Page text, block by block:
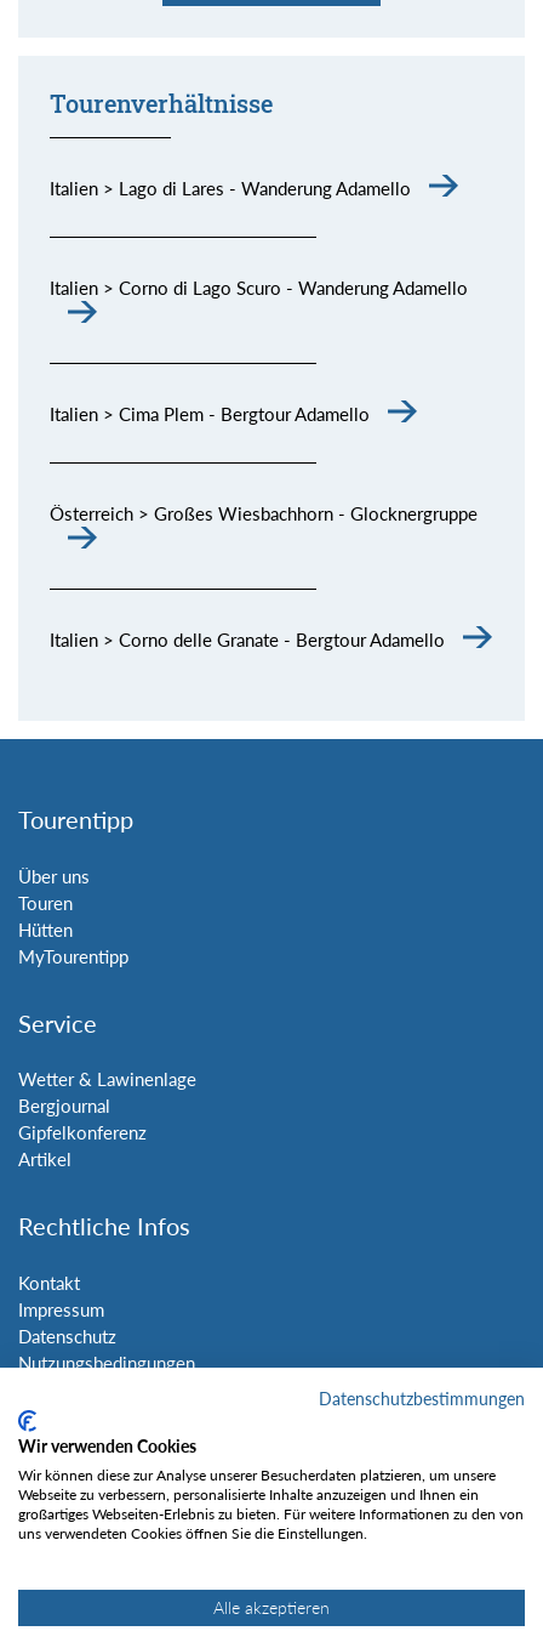
Tourenverhältnisse
Italien > Lago di Lares - Wanderung Adamello
Italien > Corno di Lago Scuro - Wanderung Adamello
Italien > Cima Plem - Bergtour Adamello
Österreich > Großes Wiesbachhorn - Glocknergruppe
Italien > Corno delle Granate - Bergtour Adamello
Tourentipp
Über uns
Touren
Hütten
MyTourentipp
Service
Wetter & Lawinenlage
Bergjournal
Gipfelkonferenz
Artikel
Rechtliche Infos
Kontakt
Impressum
Datenschutz
Nutzungsbedingungen
Social Media
Gefällt mir
Datenschutzbestimmungen
Wir verwenden Cookies
Wir können diese zur Analyse unserer Besucherdaten platzieren, um unsere
Webseite zu verbessern, personalisierte Inhalte anzuzeigen und Ihnen ein
großartiges Webseiten-Erlebnis zu bieten. Für weitere Informationen zu den von
uns verwendeten Cookies öffnen Sie die Einstellungen.
Alle akzeptieren